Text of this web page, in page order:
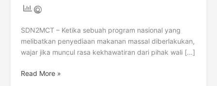
SDN2MCT – Ketika sebuah program nasional yang
melibatkan penyediaan makanan massal diberlakukan,
wajar jika muncul rasa kekhawatiran dari pihak wali […]
Read More »